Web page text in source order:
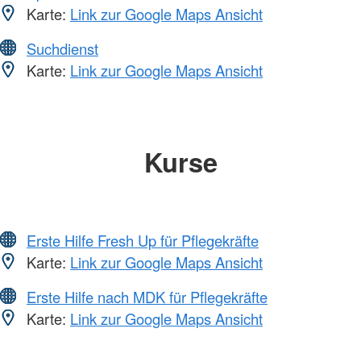
Karte: Link zur Google Maps Ansicht
Suchdienst
Karte: Link zur Google Maps Ansicht
Kurse
Erste Hilfe Fresh Up für Pflegekräfte
Karte: Link zur Google Maps Ansicht
Erste Hilfe nach MDK für Pflegekräfte
Karte: Link zur Google Maps Ansicht